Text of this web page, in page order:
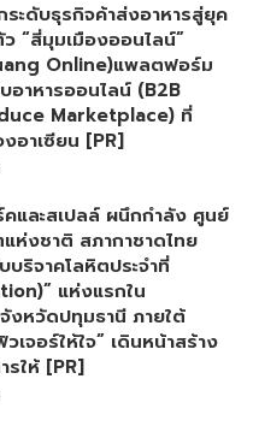
ระดับธุรกิจค้าส่งอาหารสู่ยุค
“สี่มุมเมืองออนไลน์”
Online)แพลตฟอร์ม
อาหารออนไลน์ (B2B
Marketplace) ที่
อาเซียน [PR]
และสเปลล์ ผนึกกำลัง ศูนย์
ห่งชาติ สภากาชาดไทย
บริจาคโลหิตประจำที่
แห่งแรกใน
งหวัดปทุมธานี ภายใต้
เจอร์ให้ใจ” เดินหน้าสร้าง
รให้ [PR]